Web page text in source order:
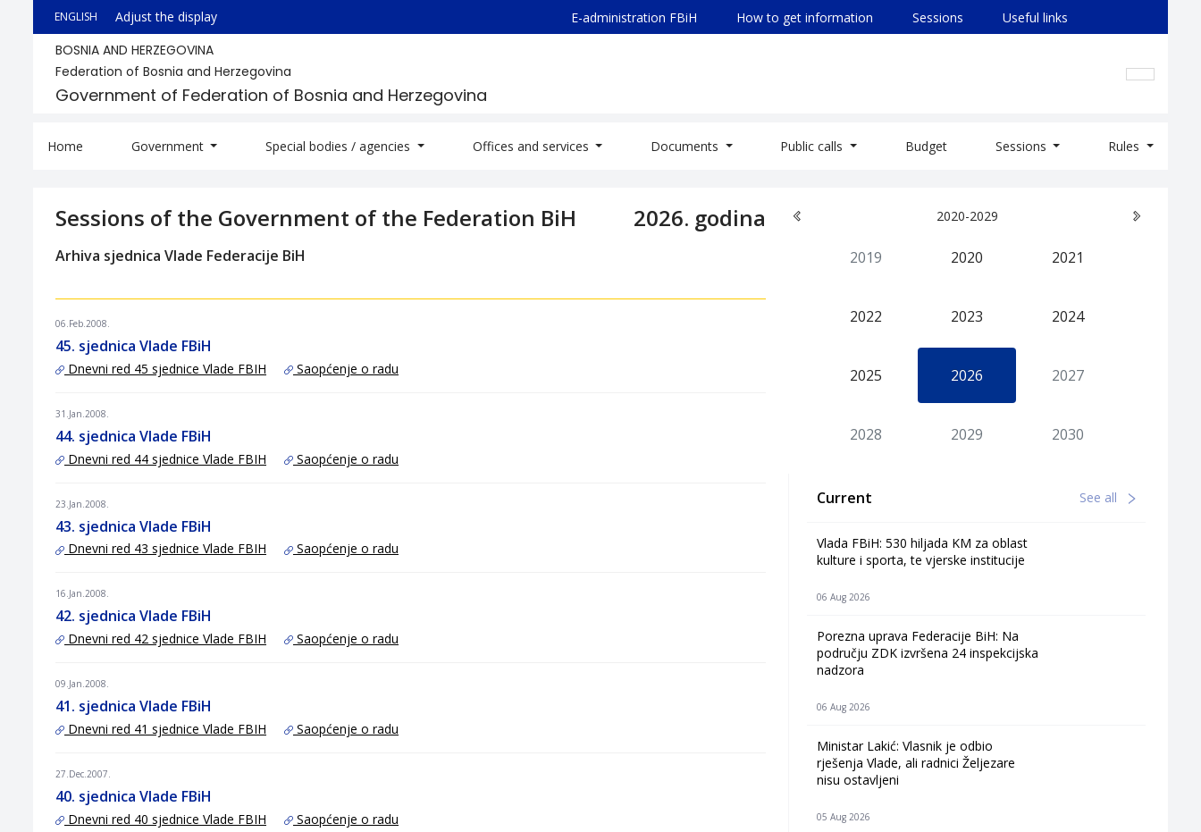
ENGLISH Adjust the display E-administration FBiH How to get information Sessions Useful links
BOSNIA AND HERZEGOVINA
Federation of Bosnia and Herzegovina
Government of Federation of Bosnia and Herzegovina
Home Government Special bodies / agencies Offices and services Documents Public calls Budget Sessions Rules
Sessions of the Government of the Federation BiH 2026. godina
Arhiva sjednica Vlade Federacije BiH
06.Feb.2008.
45. sjednica Vlade FBiH
Dnevni red 45 sjednice Vlade FBIH Saopćenje o radu
31.Jan.2008.
44. sjednica Vlade FBiH
Dnevni red 44 sjednice Vlade FBIH Saopćenje o radu
23.Jan.2008.
43. sjednica Vlade FBiH
Dnevni red 43 sjednice Vlade FBIH Saopćenje o radu
16.Jan.2008.
42. sjednica Vlade FBiH
Dnevni red 42 sjednice Vlade FBIH Saopćenje o radu
09.Jan.2008.
41. sjednica Vlade FBiH
Dnevni red 41 sjednice Vlade FBIH Saopćenje o radu
27.Dec.2007.
40. sjednica Vlade FBiH
Dnevni red 40 sjednice Vlade FBIH Saopćenje o radu
2020-2029
2019 2020 2021
2022 2023 2024
2025 2026 2027
2028 2029 2030
Current See all
Vlada FBiH: 530 hiljada KM za oblast
kulture i sporta, te vjerske institucije
06 Aug 2026
Porezna uprava Federacije BiH: Na
području ZDK izvršena 24 inspekcijska
nadzora
06 Aug 2026
Ministar Lakić: Vlasnik je odbio
rješenja Vlade, ali radnici Željezare
nisu ostavljeni
05 Aug 2026